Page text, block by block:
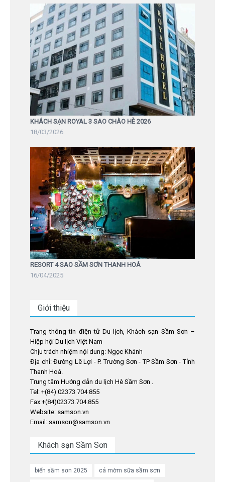
KHÁCH SẠN ROYAL 3 SAO CHÀO HÈ 2026
18/03/2026
RESORT 4 SAO SẦM SƠN THANH HOÁ
16/04/2025
Giới thiệu
Trang thông tin điện tử Du lịch, Khách sạn Sầm Sơn –
Hiệp hội Du lịch Việt Nam
Chịu trách nhiệm nội dung: Ngọc Khánh
Địa chỉ: Đường Lê Lợi - P. Trường Sơn - TP Sầm Sơn - Tỉnh
Thanh Hoá.
Trung tâm Hướng dẫn du lịch Hè Sầm Sơn .
Tel: +(84) 02373 704 855
Fax:+(84)02373.704.855
Website: samson.vn
Email: samson@samson.vn
Khách sạn Sầm Sơn
biển sầm sơn 2025 cá mờm sữa sầm sơn